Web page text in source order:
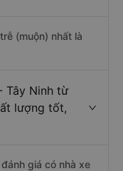
(muộn) nhất là
Tây Ninh từ
lượng tốt,
giá có nhà xe